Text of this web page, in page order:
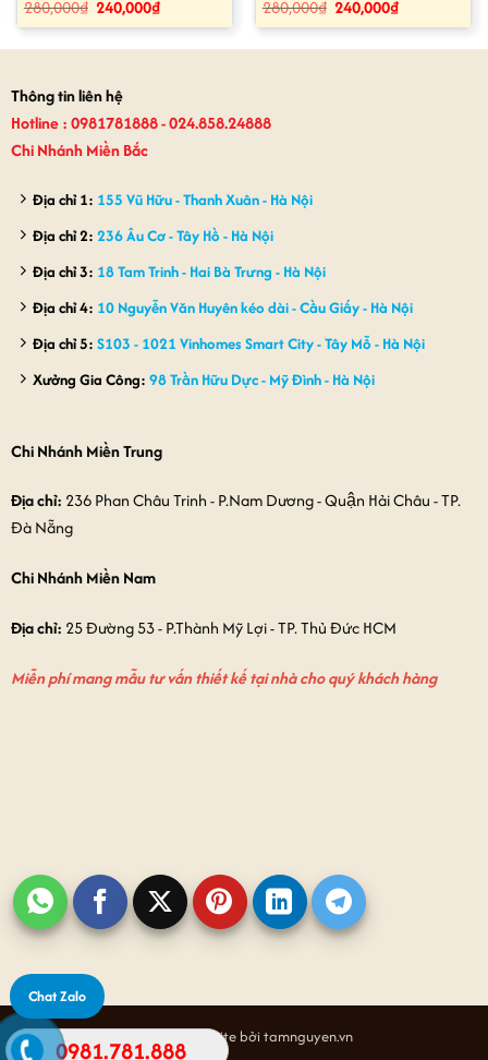
280,000₫ Giá
gốc
là:
280,000₫.
240,000₫Giá
hiện
tại
là:
280,000₫ Giá
gốc
là:
280,000₫.
240,000₫Giá
hiện
tại
là:
Thông tin liên hệ
Hotline : 0981781888 - 024.858.24888
Chi Nhánh Miền Bắc
Địa chỉ 1: 155 Vũ Hữu - Thanh Xuân - Hà Nội
Địa chỉ 2: 236 Âu Cơ - Tây Hồ - Hà Nội
Địa chỉ 3: 18 Tam Trinh - Hai Bà Trưng - Hà Nội
Địa chỉ 4: 10 Nguyễn Văn Huyên kéo dài - Cầu Giấy - Hà Nội
Địa chỉ 5: S103 - 1021 Vinhomes Smart City - Tây Mỗ - Hà Nội
Xưởng Gia Công: 98 Trần Hữu Dực - Mỹ Đình - Hà Nội
Chi Nhánh Miền Trung
Địa chỉ: 236 Phan Châu Trinh - P.Nam Dương - Quận Hải Châu - TP.
Đà Nẵng
Chi Nhánh Miền Nam
Địa chỉ: 25 Đường 53 - P.Thành Mỹ Lợi - TP. Thủ Đức HCM
Miễn phí mang mẫu tư vấn thiết kế tại nhà cho quý khách hàng
Thiết kế website bởi tamnguyen.vn
Chat Zalo
0981.781.888